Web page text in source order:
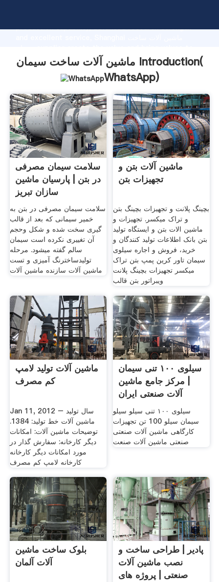
production capability, advanced research strength
all of customers.
ماشین آلات ساخت سیمان Introduction(
WhatsApp)
سلامت سیمان مصرفی
در بتن | پارسیان ماشین
سازان تبریز
سلامت سیمان مصرفی در بتن به
خمیر سیمانی که بعد از قالب
گیری سخت شده و شکل وحجم
آن تغییری نکرده است سیمان
سالم گفته میشود. مرحله
تولیدساخترنگ آمیزی و تست
ماشین آلات سازنده ماشین آلات
ماشین آلات بتن و
تجهیزات بتن
بچینگ پلانت و تجهیزات بچینگ بتن
و تراک میکسر. تجهیزات و
ماشین الات بتن و ایستگاه تولید
بتن بانک اطلاعات تولید کنندگان و
خرید، فروش و اجاره سیلوی
سیمان تاور کرین پمپ بتن تراک
میکسر تجهیزات بچینگ پلانت
ویبراتور بتن قالب
ماشین آلات تولید لامپ
کم مصرف
Jan 11, 2012 – سال تولید
ماشین آلات خط تولید: 1384.
توضیحات ماشین آلات: امکانات
دیگر کارخانه: سفارش گذار در
مورد امکانات دیگر کارخانه
كارخانه لامپ کم مصرف
سیلوی ۱۰۰ تنی سیمان
| مرکز جامع ماشین
آلات صنعتی ایران
سیلوی ۱۰۰ تنی سیلو سیلو
سیمان سیلو 100 تن تجهیزات
کارگاهی ماشین آلات صنعتی
صنعتی ماشین آلات صنعت
بلوک ساخت ماشین
آلات آلمان
پادیر | طراحی ساخت و
نصب ماشین آلات
صنعتی | پروژه های